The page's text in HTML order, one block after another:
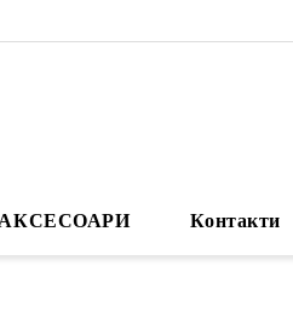
АКСЕСОАРИ Контакти